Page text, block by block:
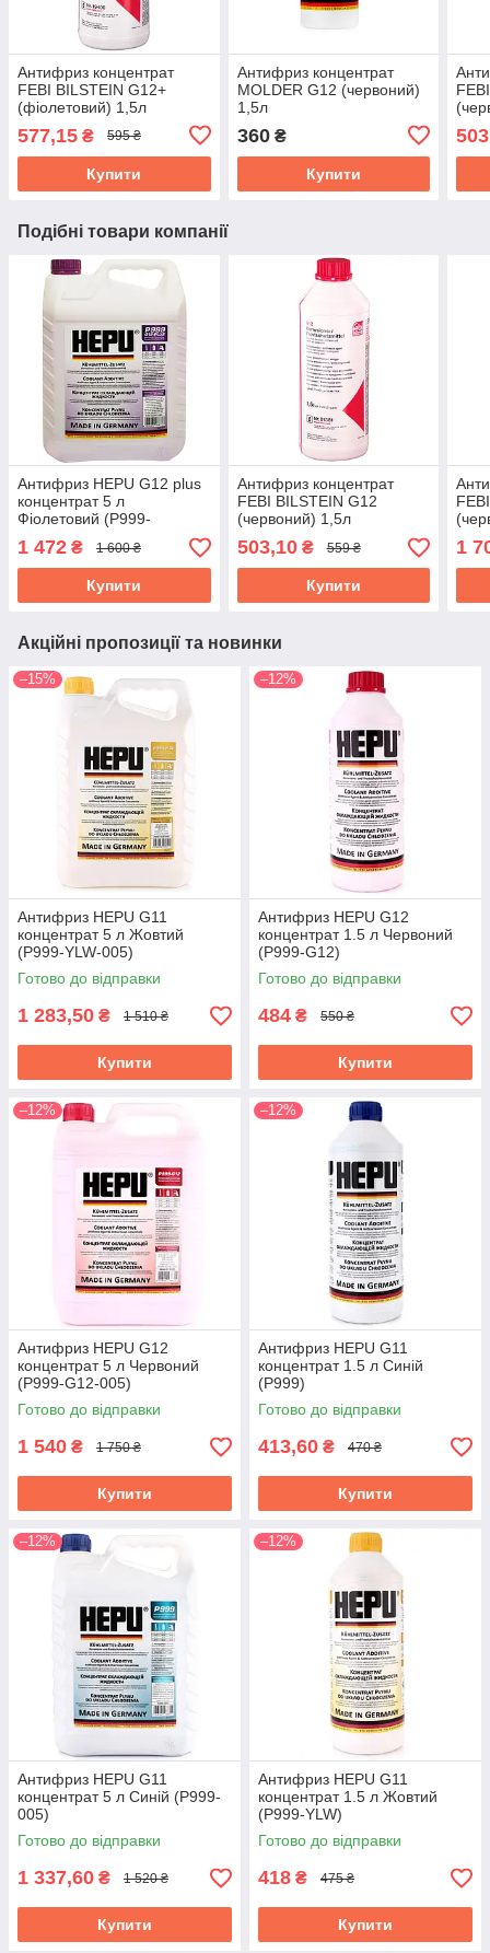
Антифриз концентрат
FEBI BILSTEIN G12+
(фіолетовий) 1,5л
577,15 ₴ 595 ₴
Купити
Антифриз концентрат
MOLDER G12 (червоний)
1,5л
360₴
Купити
Подібні товари компанії
Антифриз HEPU G12 plus
концентрат 5 л
Фіолетовий (P999-
G12plus-005)
1 472 ₴ 1 600 ₴
Купити
Антифриз концентрат
FEBI BILSTEIN G12
(червоний) 1,5л
503,10₴ 559 ₴
Купити
1
Акційні пропозиції та новинки
–15%
Антифриз HEPU G11
концентрат 5 л Жовтий
(P999-YLW-005)
Готово до відправки
1 283,50 ₴ 1 510 ₴
Купити
–12%
Антифриз HEPU G12
концентрат 1.5 л Червоний
(P999-G12)
Готово до відправки
484 ₴ 550 ₴
Купити
–12%
Антифриз HEPU G12
концентрат 5 л Червоний
(P999-G12-005)
Готово до відправки
1 540 ₴ 1 750 ₴
Купити
–12%
Антифриз HEPU G11
концентрат 1.5 л Синій
(P999)
Готово до відправки
413,60 ₴ 470 ₴
Купити
–12%
Антифриз HEPU G11
концентрат 5 л Синій (P999-
005)
Готово до відправки
1 337,60 ₴ 1 520 ₴
Купити
–12%
Антифриз HEPU G11
концентрат 1.5 л Жовтий
(P999-YLW)
Готово до відправки
418 ₴ 475 ₴
Купити